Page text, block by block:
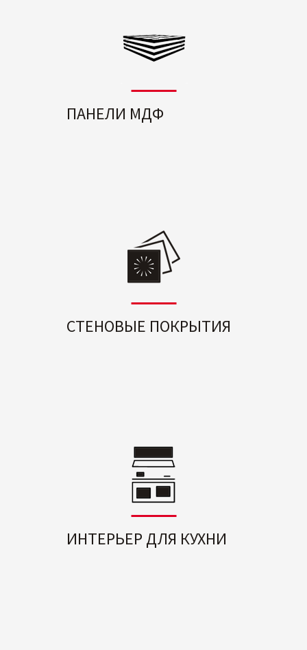
ПАНЕЛИ МДФ
СТЕНОВЫЕ ПОКРЫТИЯ
ИНТЕРЬЕР ДЛЯ КУХНИ